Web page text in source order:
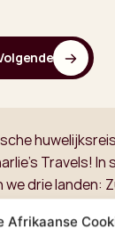
Afrikaanse
Travels! In
drie landen: